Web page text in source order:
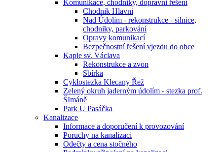
Komunikace, chodniky, dopravni řešení
Chodnik Hlavni
Nad Údolím - rekonstrukce - silnice,
chodniky, parkování
Opravy komunikací
Bezpečnostní řešení vjezdu do obce
Kaple sv. Václava
Rekonstrukce a zvon
Sbírka
Cyklostezka Klecany Řež
Zelený okruh jaderným údolím - stezka prof.
ŠImáně
Park U Pasáčka
Kanalizace
Informace a doporučení k provozování
Poruchy na kanalizaci
Odečty a cena stočného